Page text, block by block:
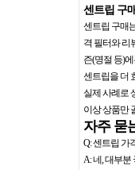
센트립 구
센트립 구매
격 필터와 리
즌(명절 등)
센트립을 더
실제 사례로
이상 상품만
자주 묻
Q: 센트립 가
A: 네, 대부분